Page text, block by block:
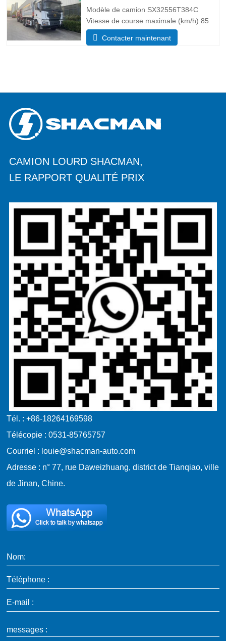
Modèle de camion SX32556T384C
Vitesse de course maximale (km/h) 85
Système d’entraînement 6×4 Dimensions
(L*l*H)(mm) Total 8385*2490*3450 Corps
Contacter maintenant
CAMION LOURD SHACMAN,
LE RAPPORT QUALITÉ PRIX
Tél. : +86-18264169598
Télécopie : 0531-85765757
Courriel : louie@shacman-auto.com
Adresse : n° 77, rue Daweizhuang, district de Tianqiao, ville
de Jinan, Chine.
Nom:
Téléphone :
E-mail :
messages :